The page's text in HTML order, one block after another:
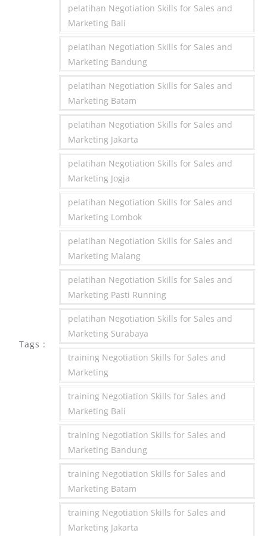
Tags :
pelatihan Negotiation Skills for Sales and
Marketing Bali
pelatihan Negotiation Skills for Sales and
Marketing Bandung
pelatihan Negotiation Skills for Sales and
Marketing Batam
pelatihan Negotiation Skills for Sales and
Marketing Jakarta
pelatihan Negotiation Skills for Sales and
Marketing Jogja
pelatihan Negotiation Skills for Sales and
Marketing Lombok
pelatihan Negotiation Skills for Sales and
Marketing Malang
pelatihan Negotiation Skills for Sales and
Marketing Pasti Running
pelatihan Negotiation Skills for Sales and
Marketing Surabaya
training Negotiation Skills for Sales and
Marketing
training Negotiation Skills for Sales and
Marketing Bali
training Negotiation Skills for Sales and
Marketing Bandung
training Negotiation Skills for Sales and
Marketing Batam
training Negotiation Skills for Sales and
Marketing Jakarta